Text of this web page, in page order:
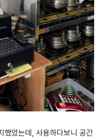
했었는데, 사용하다보니 공간